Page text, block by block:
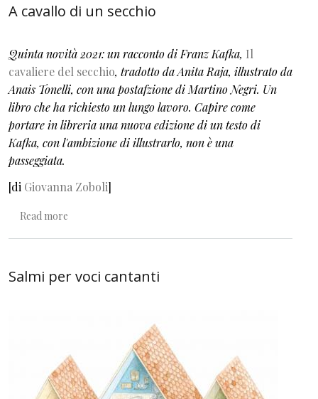
A cavallo di un secchio
Quinta novità 2021: un racconto di Franz Kafka, Il
cavaliere del secchio, tradotto da Anita Raja, illustrato da
Anais Tonelli, con una postafzione di Martino Negri. Un
libro che ha richiesto un lungo lavoro. Capire come
portare in libreria una nuova edizione di un testo di
Kafka, con l'ambizione di illustrarlo, non è una
passeggiata.
[di Giovanna Zoboli]
Read more
Salmi per voci cantanti